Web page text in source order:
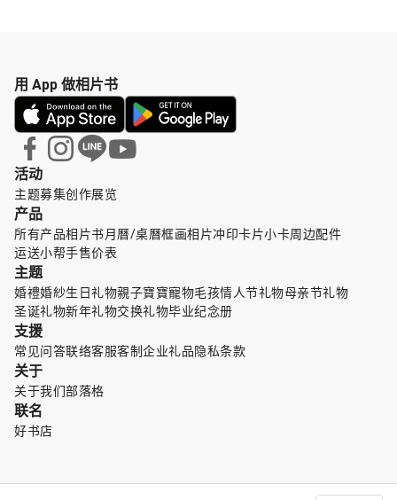
活动
主题募集创作展览
产品
所有产品相片书月曆/桌曆框画相片冲印卡片小卡周边配件
运送小帮手售价表
主题
婚禮婚紗生日礼物親子寶寶寵物毛孩情人节礼物母亲节礼物
圣诞礼物新年礼物交换礼物毕业纪念册
支援
常见问答联络客服客制企业礼品隐私条款
关于
关于我们部落格
联名
好书店
用 App 做相片书